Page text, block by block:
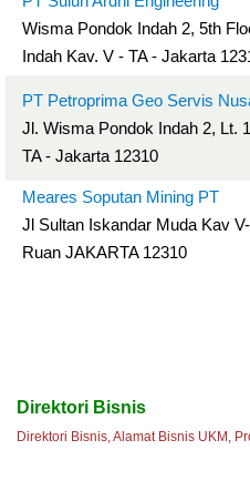
Wisma Pondok Indah 2, 5th
Indah Kav. V - TA - Jakarta
PT Petroprima Geo Servis
Jl. Wisma Pondok Indah 2, Lt.
TA - Jakarta 12310
Meares Soputan Mining PT
Jl Sultan Iskandar Muda Kav
Ruan JAKARTA 12310
Direktori Bisnis
Direktori Bisnis, Alamat Bisnis UKM,